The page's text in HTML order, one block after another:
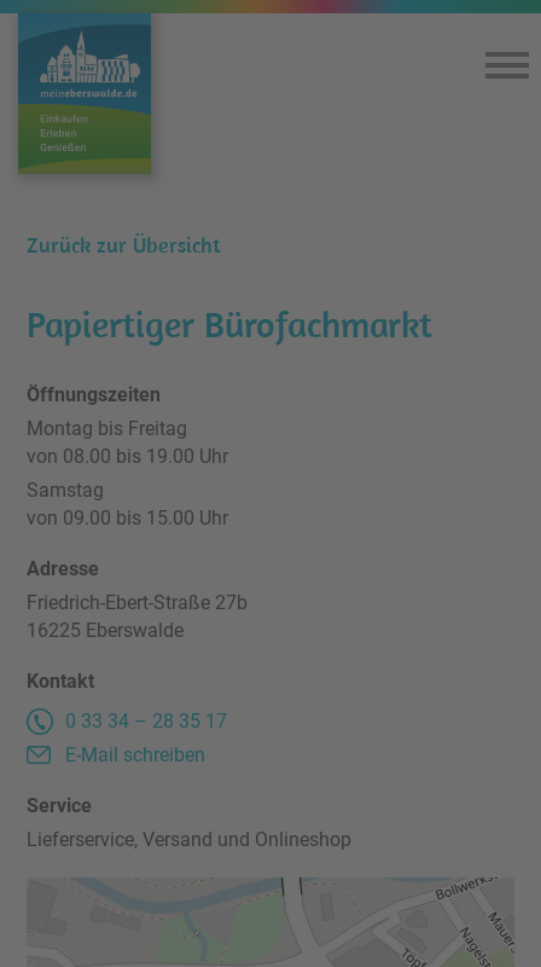
Home
Einkaufen & Genießen
Kultur
Service
Kontakt
Datenschutz
Zurück zur Übersicht
Papiertiger Bürofachmarkt
Öffnungszeiten
Montag bis Freitag
von 08.00 bis 19.00 Uhr
Samstag
von 09.00 bis 15.00 Uhr
Adresse
Friedrich-Ebert-Straße 27b
16225 Eberswalde
Kontakt
0 33 34 – 28 35 17
E-Mail schreiben
Service
Lieferservice, Versand und Onlineshop